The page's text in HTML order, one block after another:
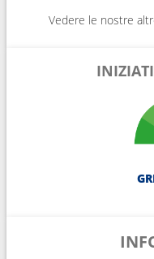
Vedere le nostre